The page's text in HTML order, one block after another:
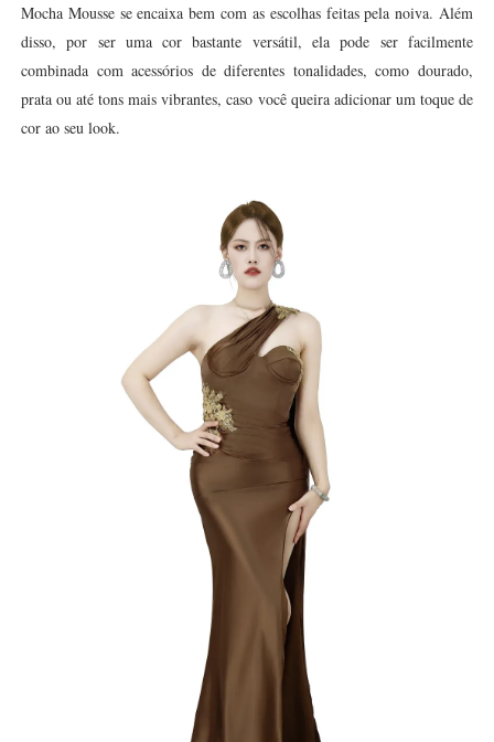
Mocha Mousse se encaixa bem com as escolhas feitas pela noiva. Além
disso, por ser uma cor bastante versátil, ela pode ser facilmente
combinada com acessórios de diferentes tonalidades, como dourado,
prata ou até tons mais vibrantes, caso você queira adicionar um toque de
cor ao seu look.